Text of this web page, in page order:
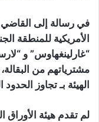
في رسالة إلى القاضي
الأمريكية للمنطقة
“غارلينغهاوس” و
مشترياتهم من
الهيئة بـ تجاوز الحدود